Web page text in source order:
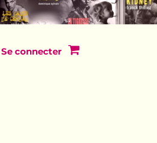
Se connecter